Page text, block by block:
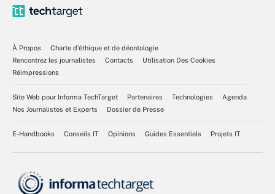
À Propos
Charte d’éthique et de déontologie
Rencontrez les journalistes
Contacts
Utilisation Des Cookies
Réimpressions
Site Web pour Informa TechTarget Partenaires Technologies
Agenda
Nos Journalistes et Experts
Dossier de Presse
E-Handbooks Conseils IT Opinions Guides Essentiels Projets IT